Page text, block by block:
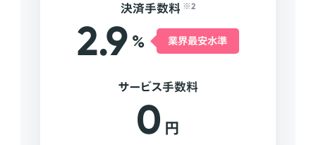
決済手数料 ※2
2.9 % 業界最安水準
サービス手数料
0 円